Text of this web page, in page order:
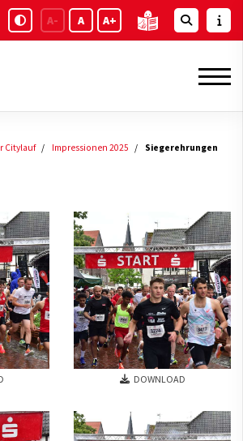
A- A A+
Citylauf Impressionen 2025 Siegerehrungen
DOWNLOAD